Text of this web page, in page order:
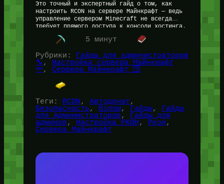
Это точный и экспертный гайд о том, как
настроить RCON на сервере Майнкрафт — ведь
управление сервером Minecraft не всегда
требует прямого доступа к консоли хостинга.
Если вам нужно выдавать…
5 минут
Рубрики: Гайды для администраторов
🔧 , Настройка сервера Майнкрафт
🔦, Сервера Майнкрафт 🛜
Теги: RCON , Автодонат
Безопасность, Взлом, Гайды,
Гайды
для Администраторов,
Гайды для
админов, Настройка РКОН , Ркон
Сервера Майнкрафт